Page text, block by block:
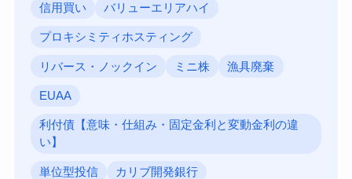
信用買い バリューエリアハイ
プロキシミティホスティング
リバース・ノックイン ミニ株 漁具廃棄
EUAA
利付債【意味・仕組み・固定金利と変動金利の違
い】
単位型投信 カリブ開発銀行